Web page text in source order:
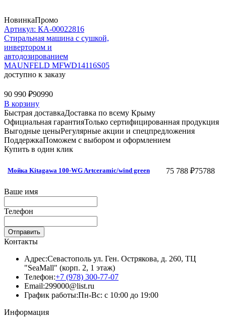
НовинкаПромо
Артикул: КА-00022816
Стиральная машина c сушкой,
инвертором и
автодозированием
MAUNFELD MFWD14116S05
доступно к заказу
90 990 ₽90990
В корзину
Быстрая доставкаДоставка по всему Крыму
Официальная гарантияТолько сертифицированная продукция
Выгодные ценыРегулярные акции и спецпредложения
ПоддержкаПоможем с выбором и оформлением
Купить в один клик
Мойка Kitagawa 100-WG Artceramic/wind green 75 788 ₽75788
Ваше имя
Телефон
Отправить
Контакты
Адрес:Севастополь ул. Ген. Острякова, д. 260, ТЦ
"SeaMall" (корп. 2, 1 этаж)
Телефон:+7 (978) 300-77-07
Email:299000@list.ru
График работы:Пн-Вс: с 10:00 до 19:00
Информация